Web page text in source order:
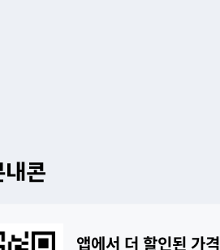
앱에서 더 할인된 가격